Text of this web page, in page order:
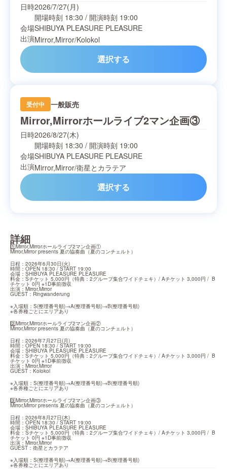
日時2026/7/27(月)
開場時刻 18:30 / 開演時刻 19:00
会場SHIBUYA PLEASURE PLEASURE
出演Mirror,Mirror/Kolokol
選択する
受付中 一般販売
Mirror,Mirrorホールライブ2マン企画③
日時2026/8/27(木)
開場時刻 18:30 / 開演時刻 19:00
会場SHIBUYA PLEASURE PLEASURE
出演Mirror,Mirror/衛星とカラテア
選択する
詳細
1️⃣Mirror,Mirrorホールライブ2マン企画①
Mirror,Mirror presents 夏の協奏曲（夏のコンチェルト）
日程：2026年6月30日(火)
時間：OPEN 18:30 / START 19:00
会場：SHIBUYA PLEASURE PLEASURE
料金：Sチケット 5,000円（特典：2グループ集合ワイドチェキ）/ Aチケット 3,000円 /  B
チケット 0円 ※1D事前徴収
出演：Mirror,Mirror
GUEST：Ringwanderung
※入場順：S(整理番号順)→A(整理番号順)→B(整理番号順)
※各券種ごとにエリアあり
2️⃣Mirror,Mirrorホールライブ2マン企画②
Mirror,Mirror presents 夏の協奏曲（夏のコンチェルト）
日程：2026年7月27日(月)
時間：OPEN 18:30 / START 19:00
会場：SHIBUYA PLEASURE PLEASURE
料金：Sチケット 5,000円（特典：2グループ集合ワイドチェキ）/ Aチケット 3,000円 /  B
チケット 0円 ※1D事前徴収
出演：Mirror,Mirror
GUEST：Kolokol
※入場順：S(整理番号順)→A(整理番号順)→B(整理番号順)
※各券種ごとにエリアあり
3️⃣Mirror,Mirrorホールライブ2マン企画③
Mirror,Mirror presents 夏の協奏曲（夏のコンチェルト）
日程：2026年8月27日(木)
時間：OPEN 18:30 / START 19:00
会場：SHIBUYA PLEASURE PLEASURE
料金：Sチケット 5,000円（特典：2グループ集合ワイドチェキ）/ Aチケット 3,000円 /  B
チケット 0円 ※1D事前徴収
出演：Mirror,Mirror
GUEST：衛星とカラテア
※入場順：S(整理番号順)→A(整理番号順)→B(整理番号順)
※各券種ごとにエリアあり